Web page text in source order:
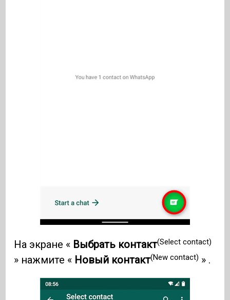
На экране « Выбрать контакт(Select contact)
» нажмите « Новый контакт(New contact) » .